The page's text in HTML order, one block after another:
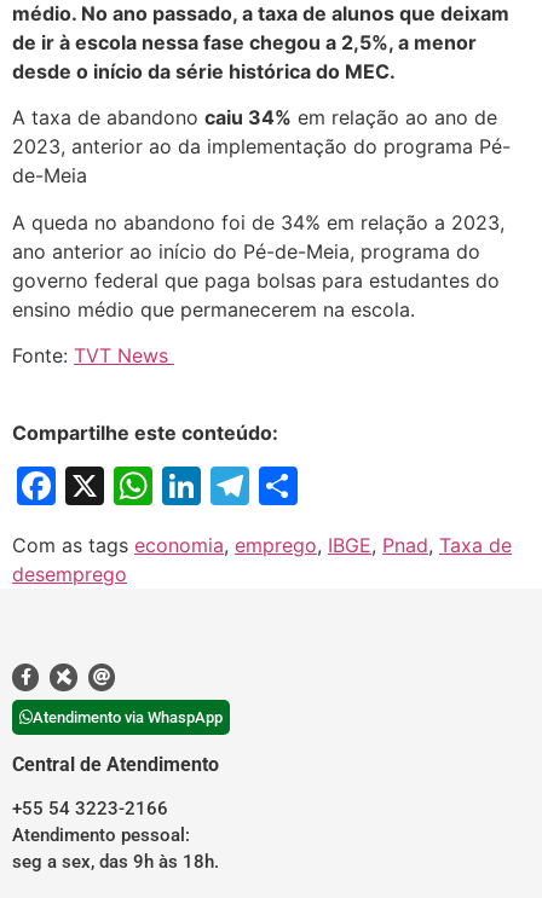
médio. No ano passado, a taxa de alunos que deixam
de ir à escola nessa fase chegou a 2,5%, a menor
desde o início da série histórica do MEC.
A taxa de abandono caiu 34% em relação ao ano de
2023, anterior ao da implementação do programa Pé-
de-Meia
A queda no abandono foi de 34% em relação a 2023,
ano anterior ao início do Pé-de-Meia, programa do
governo federal que paga bolsas para estudantes do
ensino médio que permanecerem na escola.
Fonte: TVT News
Compartilhe este conteúdo:
Facebook
X WhatsApp
LinkedIn
Telegram
Com as tags economia, emprego, IBGE, Pnad, Taxa de
desemprego
Atendimento via WhaspApp
Central de Atendimento
+55 54 3223-2166
Atendimento pessoal:
seg a sex, das 9h às 18h.